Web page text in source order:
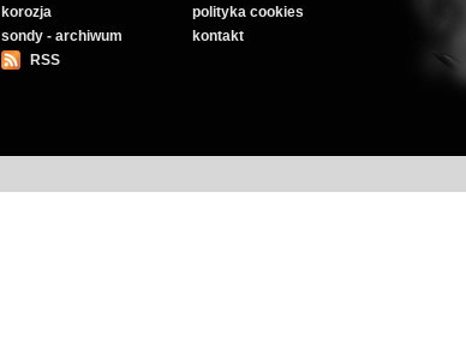
korozja
sondy - archiwum
RSS
polityka cookies
kontakt